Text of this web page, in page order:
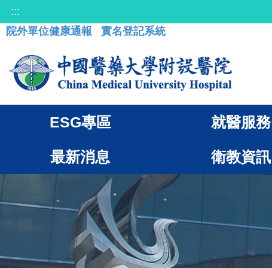
:::
院外單位健康通報
實名登記系統
ESG專區 就醫服務
最新消息 衛教資訊